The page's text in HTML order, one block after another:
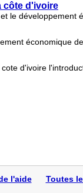
côte d'ivoire
le développement
économique
d'ivoire
l'aide Toutes